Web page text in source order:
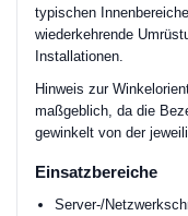
typischen
wiederkehrende
Installationen.
Hinweis zur
maßgeblich, da die
gewinkelt von der
Einsatzbereiche
Server-/